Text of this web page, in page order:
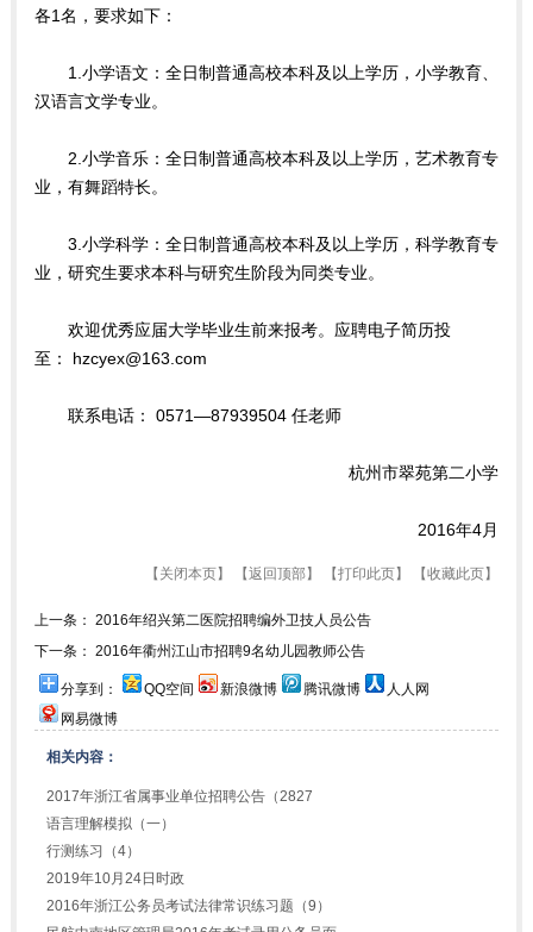
各1名，要求如下：
1.小学语文：全日制普通高校本科及以上学历，小学教育、
汉语言文学专业。
2.小学音乐：全日制普通高校本科及以上学历，艺术教育专
业，有舞蹈特长。
3.小学科学：全日制普通高校本科及以上学历，科学教育专
业，研究生要求本科与研究生阶段为同类专业。
欢迎优秀应届大学毕业生前来报考。应聘电子简历投
至：
hzcyex@163.com
联系电话： 0571—87939504 任老师
杭州市翠苑第二小学
2016年4月
【 关闭本页】 【返回顶部】 【打印此页】 【收藏此页】
上一条： 2016年绍兴第二医院招聘编外卫技人员公告
下一条： 2016年衢州江山市招聘9名幼儿园教师公告
分享到： QQ空间 新浪微博 腾讯微博
人人网
网易微博
相关内容：
2017年浙江省属事业单位招聘公告（2827
语言理解模拟（一）
行测练习（4）
2019年10月24日时政
2016年浙江公务员考试法律常识练习题（9）